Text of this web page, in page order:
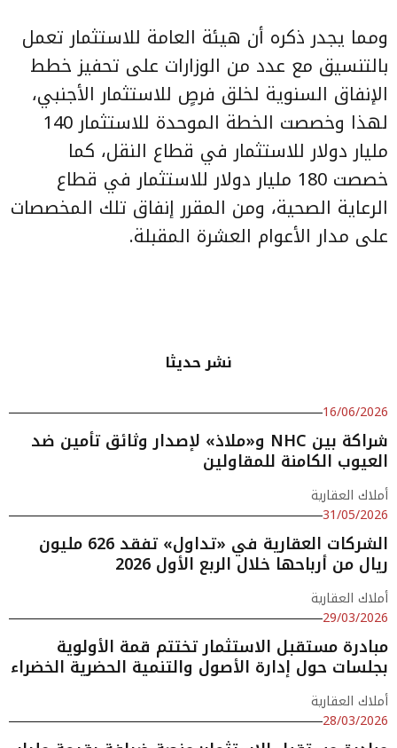
ومما يجدر ذكره أن هيئة العامة للاستثمار تعمل
بالتنسيق مع عدد من الوزارات على تحفيز خطط
الإنفاق السنوية لخلق فرصٍ للاستثمار الأجنبي،
لهذا وخصصت الخطة الموحدة للاستثمار 140
مليار دولار للاستثمار في قطاع النقل، كما
خصصت 180 مليار دولار للاستثمار في قطاع
الرعاية الصحية، ومن المقرر إنفاق تلك المخصصات
على مدار الأعوام العشرة المقبلة.
نشر حديثا
16/06/2026
شراكة بين NHC و«ملاذ» لإصدار وثائق تأمين ضد
العيوب الكامنة للمقاولين
أملاك العقارية
31/05/2026
الشركات العقارية في «تداول» تفقد 626 مليون
ريال من أرباحها خلال الربع الأول 2026
أملاك العقارية
29/03/2026
مبادرة مستقبل الاستثمار تختتم قمة الأولوية
بجلسات حول إدارة الأصول والتنمية الحضرية الخضراء
أملاك العقارية
28/03/2026